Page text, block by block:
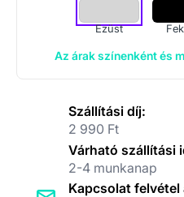
Ezüst
Az árak színenként és
Szállítási díj:
2 990 Ft
Várható szállítási
2-4 munkanap
Kapcsolat